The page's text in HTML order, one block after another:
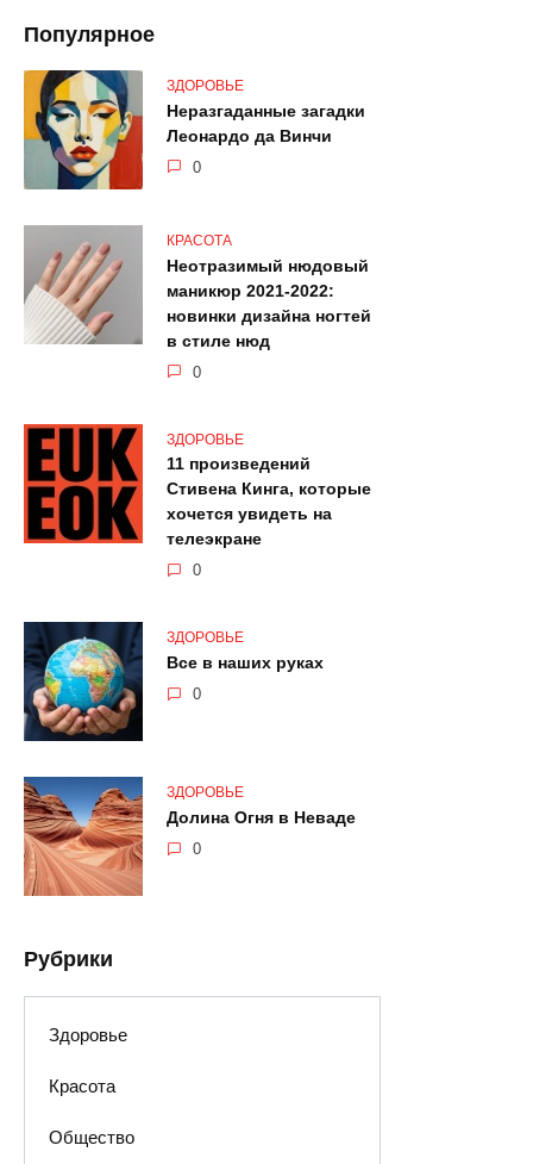
Популярное
ЗДОРОВЬЕ
Неразгаданные загадки
Леонардо да Винчи
0
КРАСОТА
Неотразимый нюдовый
маникюр 2021-2022:
новинки дизайна ногтей
в стиле нюд
0
ЗДОРОВЬЕ
11 произведений
Стивена Кинга, которые
хочется увидеть на
телеэкране
0
ЗДОРОВЬЕ
Все в наших руках
0
ЗДОРОВЬЕ
Долина Огня в Неваде
0
Рубрики
Здоровье
Красота
Общество